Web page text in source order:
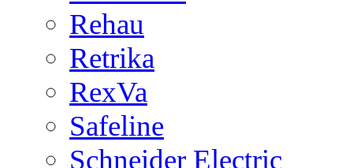
Rehau
Retrika
RexVa
Safeline
Schneider Electric